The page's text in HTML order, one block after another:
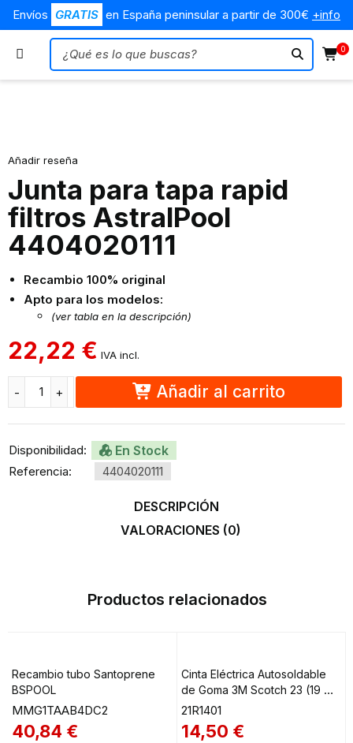
Envíos GRATIS en España peninsular a partir de 300€ +info
0
Añadir reseña
Junta para tapa rapid
filtros AstralPool
4404020111
Recambio 100% original
Apto para los modelos:
(ver tabla en la descripción)
22,22 € IVA incl.
Añadir al carrito
Disponibilidad: En Stock
Referencia: 4404020111
DESCRIPCIÓN
VALORACIONES (0)
Productos relacionados
Recambio tubo Santoprene
BSPOOL
MMG1TAAB4DC2
40,84 €
Cinta Eléctrica Autosoldable
de Goma 3M Scotch 23 (19 mm
x 9.15 m, 1 Rollo, Negro)
21R1401
14,50 €